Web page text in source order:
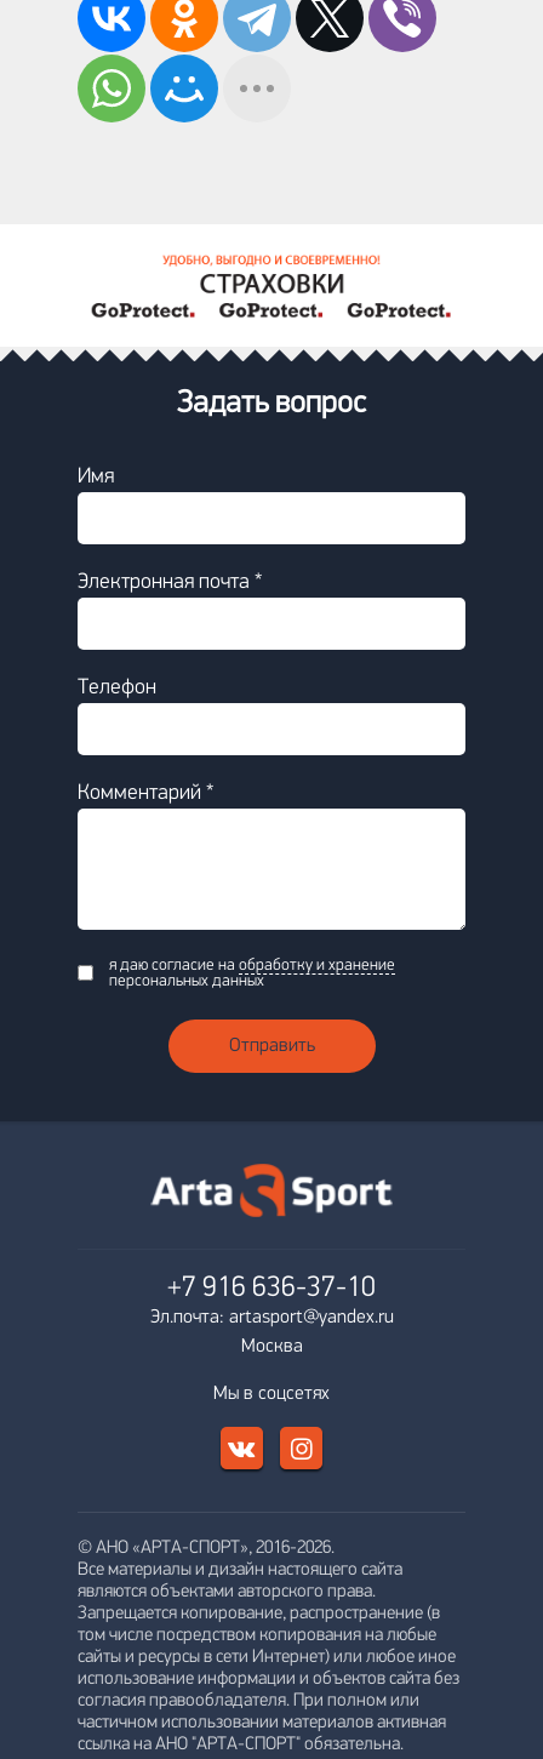
Задать вопрос
Имя
Электронная почта *
Телефон
Комментарий *
я даю согласие на обработку и хранение
персональных данных
Отправить
+7 916 636-37-10
Эл.почта: artasport@yandex.ru
Москва
Мы в соцсетях
© АНО «АРТА-СПОРТ», 2016-2026.
Все материалы и дизайн настоящего сайта
являются объектами авторского права.
Запрещается копирование, распространение (в
том числе посредством копирования на любые
сайты и ресурсы в сети Интернет) или любое иное
использование информации и объектов сайта без
согласия правообладателя. При полном или
частичном использовании материалов активная
ссылка на АНО "АРТА-СПОРТ" обязательна.